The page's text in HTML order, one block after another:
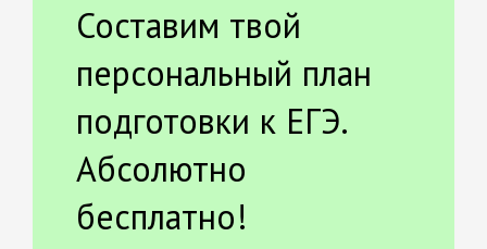
Составим твой
персональный план
подготовки к ЕГЭ.
Абсолютно
бесплатно!